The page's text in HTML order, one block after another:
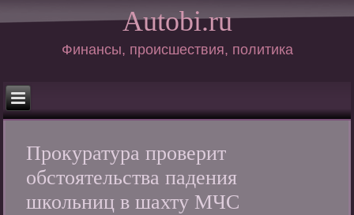
Autobi.ru
Финансы, происшествия, политика
Прокуратура проверит
обстоятельства падения
школьниц в шахту МЧС